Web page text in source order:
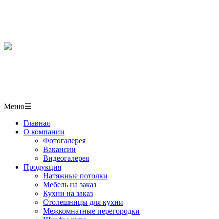
Меню☰
Главная
О компании
Фотогалерея
Вакансии
Видеогалерея
Продукция
Натяжные потолки
Мебель на заказ
Кухни на заказ
Столешницы для кухни
Межкомнатные перегородки